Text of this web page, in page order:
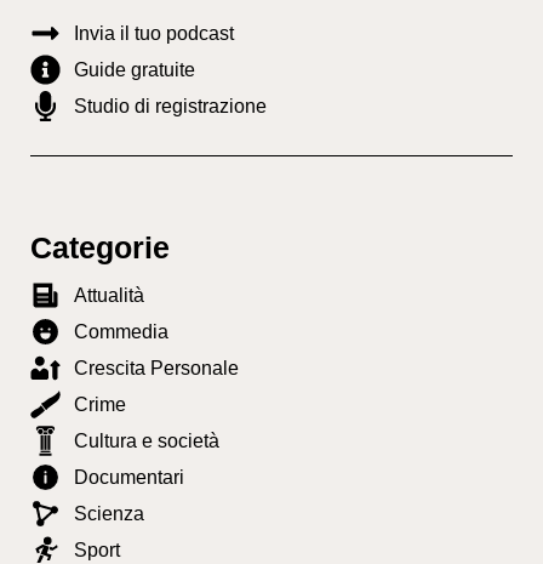
Invia il tuo podcast
Guide gratuite
Studio di registrazione
Categorie
Attualità
Commedia
Crescita Personale
Crime
Cultura e società
Documentari
Scienza
Sport